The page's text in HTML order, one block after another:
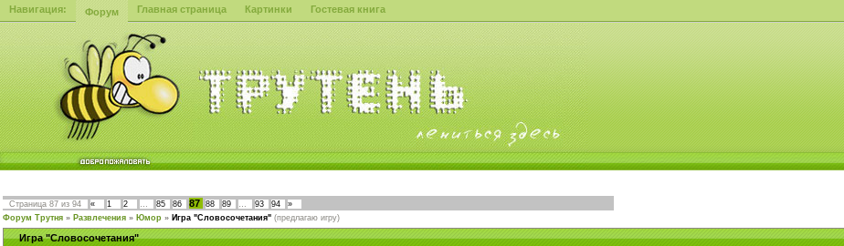
Навигация: Форум Главная страница Картинки Гостевая книга
Страница 87 из 94 « 1 2 … 85 86 87 88 89 … 93 94
»
Форум Трутня » Развлечения » Юмор » Игра "Словосочетания" (предлагаю игру)
Игра "Словосочетания"